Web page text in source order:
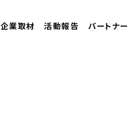
企業取材 活動報告 パートナー